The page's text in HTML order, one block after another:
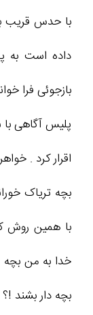
با حدس قریب
داده است به
بازجوئی فرا
پلیس آگاهی
اقرار کرد .
بچه تریاک
با همین روش
خدا به من بچه
بچه دار بشند !؟